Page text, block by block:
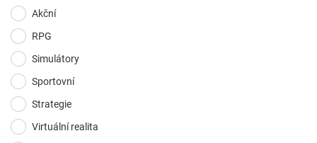
Akční
RPG
Simulátory
Sportovní
Strategie
Virtuální realita